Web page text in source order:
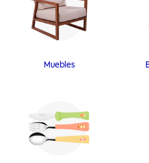
Muebles